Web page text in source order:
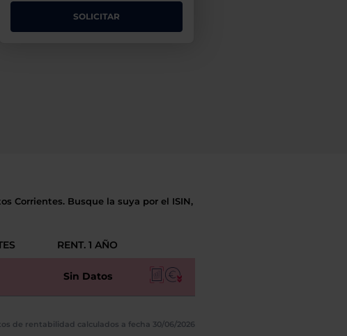
SOLICITAR
Corrientes. Busque la suya por el ISIN,
RENT. 1 AÑO
Sin Datos
de rentabilidad calculados a fecha 30/06/2026